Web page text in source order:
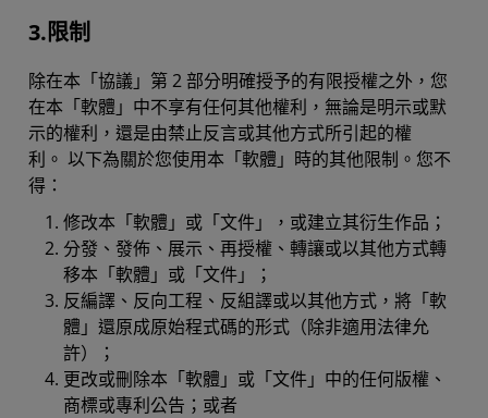
3.限制
除在本「協議」第 2 部分明確授予的有限授權之外，您
在本「軟體」中不享有任何其他權利，無論是明示或默
示的權利，還是由禁止反言或其他方式所引起的權
利。 以下為關於您使用本「軟體」時的其他限制。您不
得：
修改本「軟體」或「文件」，或建立其衍生作品；
分發、發佈、展示、再授權、轉讓或以其他方式轉
移本「軟體」或「文件」；
反編譯、反向工程、反組譯或以其他方式，將「軟
體」還原成原始程式碼的形式（除非適用法律允
許）；
更改或刪除本「軟體」或「文件」中的任何版權、
商標或專利公告；或者